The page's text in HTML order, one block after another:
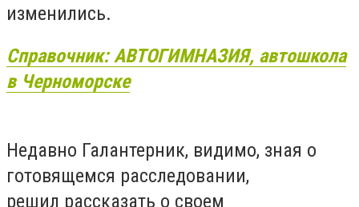
изменились.
Справочник: АВТОГИМНАЗИЯ, автошкола
в Черноморске
Недавно Галантерник, видимо, зная о
готовящемся расследовании,
решил рассказать о своем